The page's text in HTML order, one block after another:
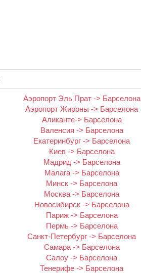
Аэропорт Эль Прат -> Барселона
Аэропорт Жироны -> Барселона
Аликанте-> Барселона
Валенсия -> Барселона
Екатеринбург -> Барселона
Киев -> Барселона
Мадрид -> Барселона
Малага -> Барселона
Минск -> Барселона
Москва -> Барселона
Новосибирск -> Барселона
Париж -> Барселона
Пермь -> Барселона
Санкт-Петербург -> Барселона
Самара -> Барселона
Салоу -> Барселона
Тенерифе -> Барселона